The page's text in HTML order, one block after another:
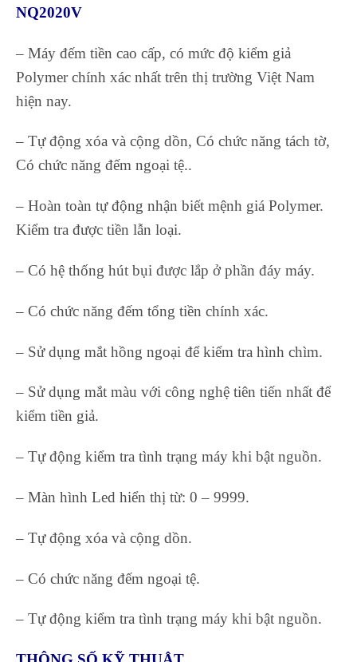
NQ2020V
– Máy đếm tiền cao cấp, có mức độ kiểm giả
Polymer chính xác nhất trên thị trường Việt Nam
hiện nay.
– Tự động xóa và cộng dồn, Có chức năng tách tờ,
Có chức năng đếm ngoại tệ..
– Hoàn toàn tự động nhận biết mệnh giá Polymer.
Kiểm tra được tiền lẫn loại.
– Có hệ thống hút bụi được lắp ở phần đáy máy.
– Có chức năng đếm tổng tiền chính xác.
– Sử dụng mắt hồng ngoại để kiểm tra hình chìm.
– Sử dụng mắt màu với công nghệ tiên tiến nhất để
kiểm tiền giả.
– Tự động kiểm tra tình trạng máy khi bật nguồn.
– Màn hình Led hiển thị từ: 0 – 9999.
– Tự động xóa và cộng dồn.
– Có chức năng đếm ngoại tệ.
– Tự động kiểm tra tình trạng máy khi bật nguồn.